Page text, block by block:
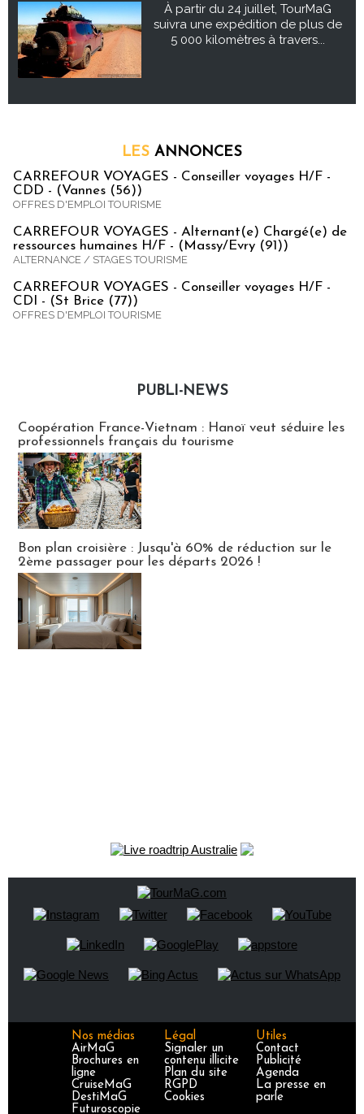
À partir du 24 juillet, TourMaG
suivra une expédition de plus de
5 000 kilomètres à travers...
LES ANNONCES
CARREFOUR VOYAGES - Conseiller voyages H/F -
CDD - (Vannes (56))
OFFRES D'EMPLOI TOURISME
CARREFOUR VOYAGES - Alternant(e) Chargé(e) de
ressources humaines H/F - (Massy/Evry (91))
ALTERNANCE / STAGES TOURISME
CARREFOUR VOYAGES - Conseiller voyages H/F -
CDI - (St Brice (77))
OFFRES D'EMPLOI TOURISME
PUBLI-NEWS
Coopération France-Vietnam : Hanoï veut séduire les
professionnels français du tourisme
Bon plan croisière : Jusqu'à 60% de réduction sur le
2ème passager pour les départs 2026 !
Nos médias
AirMaG
Brochures en
ligne
CruiseMaG
DestiMaG
Futuroscopie
Légal
Signaler un
contenu illicite
Plan du site
RGPD
Cookies
Utiles
Contact
Publicité
Agenda
La presse en
parle